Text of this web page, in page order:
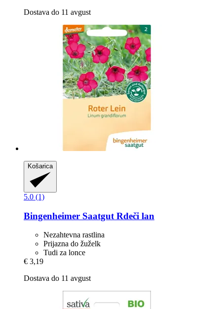
Dostava do 11 avgust
Košarica
5.0 (1)
Bingenheimer Saatgut Rdeči lan
Nezahtevna rastlina
Prijazna do žuželk
Tudi za lonce
€ 3,19
Dostava do 11 avgust